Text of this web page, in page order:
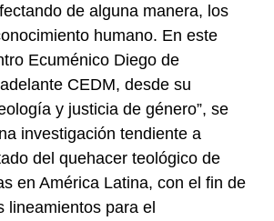
de alguna manera, los
humano. En este
Ecuménico Diego de
CEDM, desde su
y justicia de género”, se
investigación tendiente a
del quehacer teológico de
en América Latina, con el fin de
lineamientos para el